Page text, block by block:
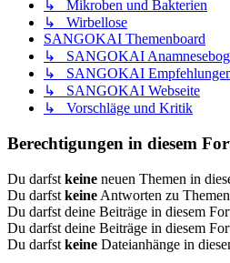
↳ Mikroben und Bakterien
↳ Wirbellose
SANGOKAI Themenboard
↳ SANGOKAI
↳ SANGOKAI
↳ SANGOKAI Webseite
↳ Vorschläge und Kritik
Berechtigungen in diesem
Du darfst keine neuen Themen in
Du darfst keine Antworten zu
Du darfst deine Beiträge in diesem
Du darfst deine Beiträge in diesem
Du darfst keine Dateianhänge in